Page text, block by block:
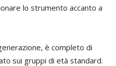
lo strumento accanto a
è completo di
sui gruppi di età standard.